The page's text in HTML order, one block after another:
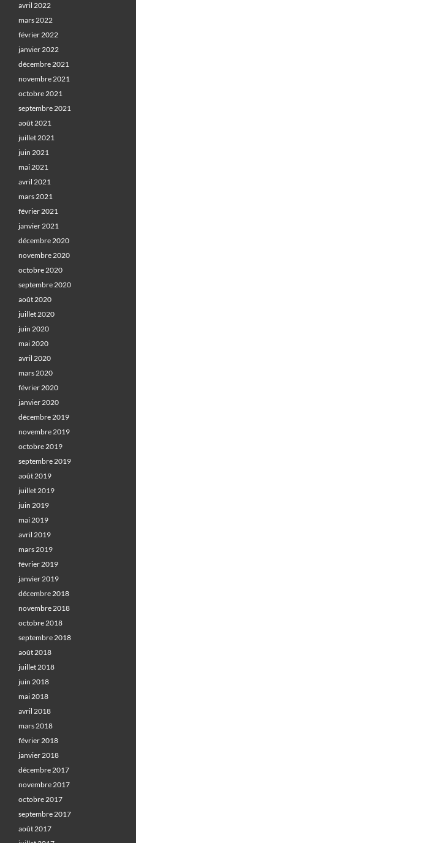
avril 2022
mars 2022
février 2022
janvier 2022
décembre 2021
novembre 2021
octobre 2021
septembre 2021
août 2021
juillet 2021
juin 2021
mai 2021
avril 2021
mars 2021
février 2021
janvier 2021
décembre 2020
novembre 2020
octobre 2020
septembre 2020
août 2020
juillet 2020
juin 2020
mai 2020
avril 2020
mars 2020
février 2020
janvier 2020
décembre 2019
novembre 2019
octobre 2019
septembre 2019
août 2019
juillet 2019
juin 2019
mai 2019
avril 2019
mars 2019
février 2019
janvier 2019
décembre 2018
novembre 2018
octobre 2018
septembre 2018
août 2018
juillet 2018
juin 2018
mai 2018
avril 2018
mars 2018
février 2018
janvier 2018
décembre 2017
novembre 2017
octobre 2017
septembre 2017
août 2017